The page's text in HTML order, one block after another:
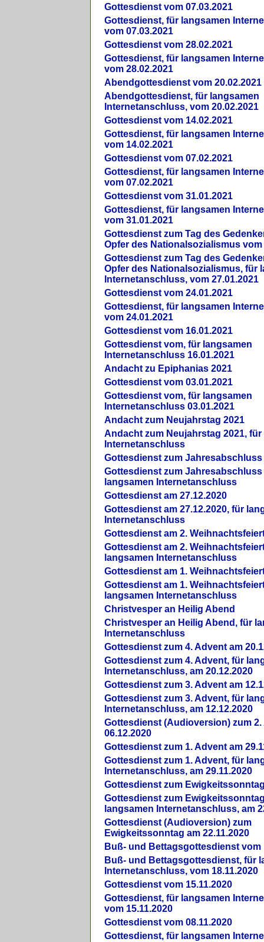
Gottesdienst vom 07.03.2021
Gottesdienst, für langsamen
vom 07.03.2021
Gottesdienst vom 28.02.2021
Gottesdienst, für langsamen
vom 28.02.2021
Abendgottesdienst vom 20.02.2021
Abendgottesdienst, für langsamen
Internetanschluss, vom 20.02.2021
Gottesdienst vom 14.02.2021
Gottesdienst, für langsamen
vom 14.02.2021
Gottesdienst vom 07.02.2021
Gottesdienst, für langsamen
vom 07.02.2021
Gottesdienst vom 31.01.2021
Gottesdienst, für langsamen
vom 31.01.2021
Gottesdienst zum Tag des
Opfer des Nationalsozialismus vom
Gottesdienst zum Tag des
Opfer des Nationalsozialismus, für
Internetanschluss, vom 27.01.2021
Gottesdienst vom 24.01.2021
Gottesdienst, für langsamen
vom 24.01.2021
Gottesdienst vom 16.01.2021
Gottesdienst vom, für langsamen
Internetanschluss 16.01.2021
Andacht zu Epiphanias 2021
Gottesdienst vom 03.01.2021
Gottesdienst vom, für langsamen
Internetanschluss 03.01.2021
Andacht zum Neujahrstag 2021
Andacht zum Neujahrstag 2021,
Internetanschluss
Gottesdienst zum Jahresabschluss
Gottesdienst zum Jahresabschluss
langsamen Internetanschluss
Gottesdienst am 27.12.2020
Gottesdienst am 27.12.2020, für
Internetanschluss
Gottesdienst am 2.
Gottesdienst am 2.
langsamen Internetanschluss
Gottesdienst am 1.
Gottesdienst am 1.
langsamen Internetanschluss
Christvesper an Heilig Abend
Christvesper an Heilig Abend, für
Internetanschluss
Gottesdienst zum 4. Advent am
Gottesdienst zum 4. Advent, für
Internetanschluss, am 20.12.2020
Gottesdienst zum 3. Advent am
Gottesdienst zum 3. Advent, für
Internetanschluss, am 12.12.2020
Gottesdienst (Audioversion) zum 2.
06.12.2020
Gottesdienst zum 1. Advent am
Gottesdienst zum 1. Advent, für
Internetanschluss, am 29.11.2020
Gottesdienst zum
Gottesdienst zum
langsamen Internetanschluss, am
Gottesdienst (Audioversion) zum
Ewigkeitssonntag am 22.11.2020
Buß- und Bettagsgottesdienst vom
Buß- und Bettagsgottesdienst, für
Internetanschluss, vom 18.11.2020
Gottesdienst vom 15.11.2020
Gottesdienst, für langsamen
vom 15.11.2020
Gottesdienst vom 08.11.2020
Gottesdienst, für langsamen